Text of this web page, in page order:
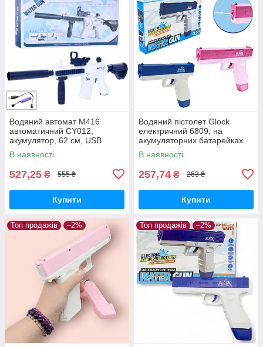
Водяний автомат M416
автоматичний CY012,
акумулятор, 62 см, USB
зарядний
В наявності
527,25 ₴ 555 ₴
Купити
Водяний пістолет Glock
електричний 6809, на
акумуляторних батарейках
(до комплекту не входять), 2
кольори
В наявності
257,74 ₴ 263 ₴
Купити
Топ продажів –2% Топ продажів –2%